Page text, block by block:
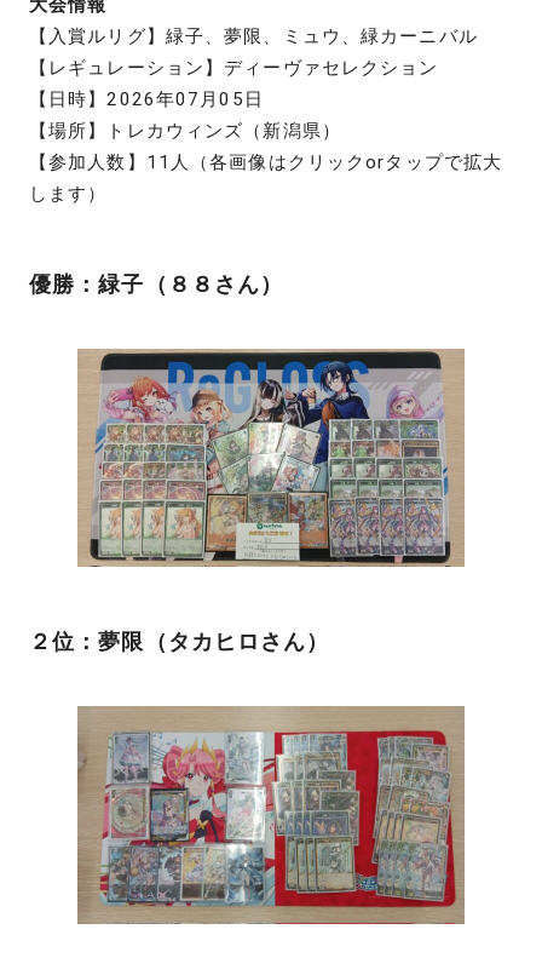
【入賞ルリグ】緑子、夢限、ミュウ、緑カーニバル
【レギュレーション】ディーヴァセレクション
【日時】2026年07月05日
【場所】トレカウィンズ（新潟県）
【参加人数】11人（各画像はクリックorタップで拡大
します）
優勝：緑子（８８さん）
２位：夢限（タカヒロさん）